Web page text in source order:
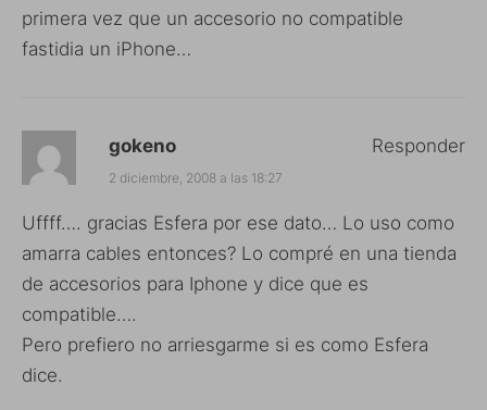
primera vez que un accesorio no compatible
fastidia un iPhone…
gokeno
2 diciembre, 2008 a las 18:27
Uffff…. gracias Esfera por ese dato… Lo uso como
amarra cables entonces? Lo compré en una tienda
de accesorios para Iphone y dice que es
compatible….
Pero prefiero no arriesgarme si es como Esfera
dice.
Responder